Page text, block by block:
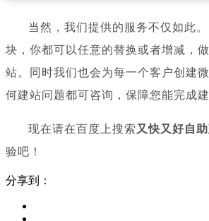
当然，我们提供的服务不仅如此。
块，你都可以任意的替换或者增减，
站。同时我们也会为每一个客户创建
何建站问题都可咨询，保障您能完成建
现在请在百度上搜索 又快又好自
验吧！
分享到：